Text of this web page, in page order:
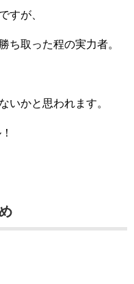
すが、
ち取った程の実力者。
いかと思われます。